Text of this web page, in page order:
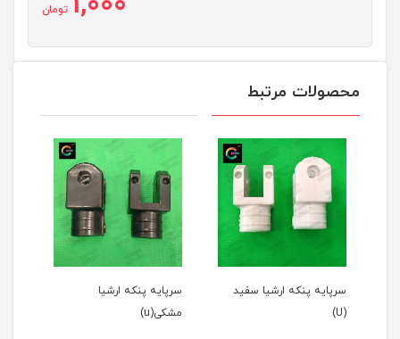
تومان
محصولات مرتبط
سرپایه پنکه ارشیا سفید
(U)
سرپایه پنکه ارشیا
مشکی(u)